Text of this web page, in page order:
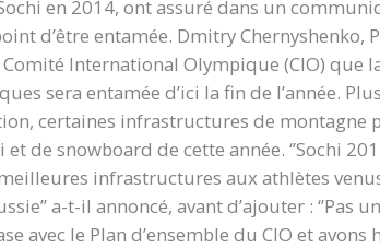
en 2014, ont assuré dans un
d’être entamée. Dmitry Chernyshenko,
International Olympique (CIO) que
sera entamée d’ici la fin de l’année.
certaines infrastructures de montagne
et de snowboard de cette année. ‘’Sochi
infrastructures aux athlètes
a-t-il annoncé, avant d’ajouter :
avec le Plan d’ensemble du CIO et